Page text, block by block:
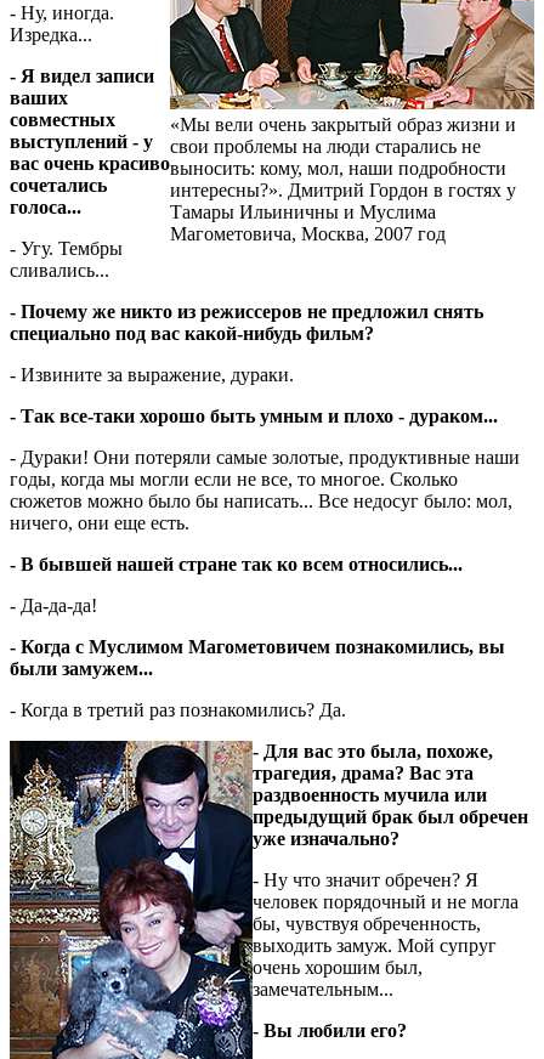
«Мы вели очень закрытый образ жизни и
свои проблемы на люди старались не
выносить: кому, мол, наши подробности
интересны?». Дмитрий Гордон в гостях у
Тамары Ильиничны и Муслима
Магометовича, Москва, 2007 год
- Ну, иногда.
Изредка...
- Я видел записи
ваших
совместных
выступлений - у
вас очень красиво
сочетались
голоса...
- Угу. Тембры
сливались...
- Почему же никто из режиссеров не предложил снять
специально под вас какой-нибудь фильм?
- Извините за выражение, дураки.
- Так все-таки хорошо быть умным и плохо - дураком...
- Дураки! Они потеряли самые золотые, продуктивные наши
годы, когда мы могли если не все, то многое. Сколько
сюжетов можно было бы написать... Все недосуг было: мол,
ничего, они еще есть.
- В бывшей нашей стране так ко всем относились...
- Да-да-да!
- Когда с Муслимом Магометовичем познакомились, вы
были замужем...
- Когда в третий раз познакомились? Да.
- Для вас это была, похоже,
трагедия, драма? Вас эта
раздвоенность мучила или
предыдущий брак был обречен
уже изначально?
- Ну что значит обречен? Я
человек порядочный и не могла
бы, чувствуя обреченность,
выходить замуж. Мой супруг
очень хорошим был,
замечательным...
- Вы любили его?